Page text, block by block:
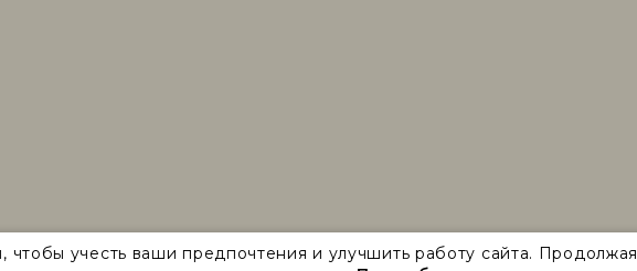
защищеныучесть ваши предпочтения и улучшить работу сайта. Продолжая